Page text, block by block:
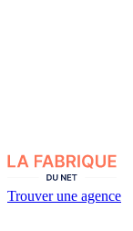
Trouver une agence